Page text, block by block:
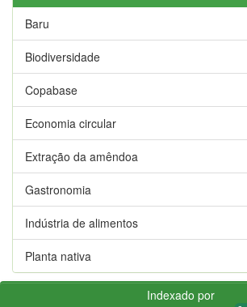
Baru
Biodiversidade
Copabase
Economia circular
Extração da amêndoa
Gastronomia
Indústria de alimentos
Planta nativa
Indexado por